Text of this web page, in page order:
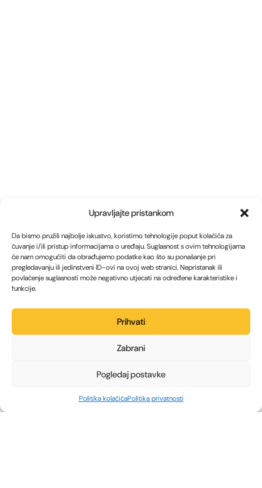
Upravljajte pristankom
Da bismo pružili najbolje iskustvo, koristimo tehnologije poput kolačića za
čuvanje i/ili pristup informacijama o uređaju. Suglasnost s ovim tehnologijama
će nam omogućiti da obrađujemo podatke kao što su ponašanje pri
pregledavanju ili jedinstveni ID-ovi na ovoj web stranici. Nepristanak ili
povlačenje suglasnosti može negativno utjecati na određene karakteristike i
funkcije.
Prihvati
Zabrani
Pogledaj postavke
Politika kolačićaPolitika privatnosti